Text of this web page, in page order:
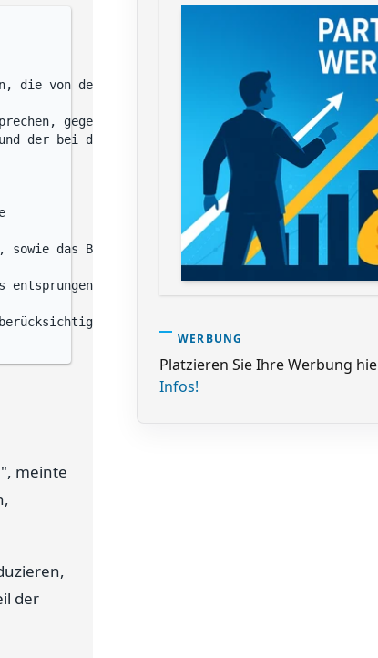
die von der Strafe für das künftige Leben des
gegeneinander ab. Dabei kommen namentlich
der bei der Tat aufgewendete Wille, das Maß
sowie das Bemühen des Täters, einen Ausgleich
er habe also nach dem Grundsatz
werden.
meinte
der
WERBUNG
Platzieren Sie Ihre Werbung
Infos!